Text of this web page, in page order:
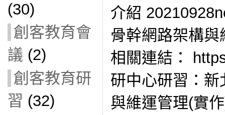
(30)
創客教育會
議 (2)
創客教育研
習 (32)
介紹
骨幹網路架構
相關連結：
研中心研習：
與維運管理(實